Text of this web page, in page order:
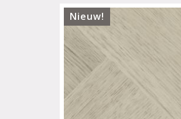
Nieuw!